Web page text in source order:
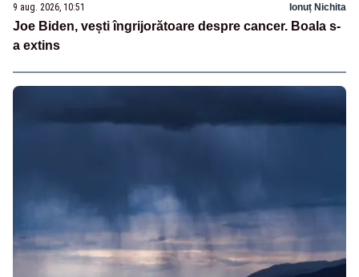
9 aug. 2026, 10:51 Ionuț Nichita
Joe Biden, vești îngrijorătoare despre cancer. Boala s-
a extins